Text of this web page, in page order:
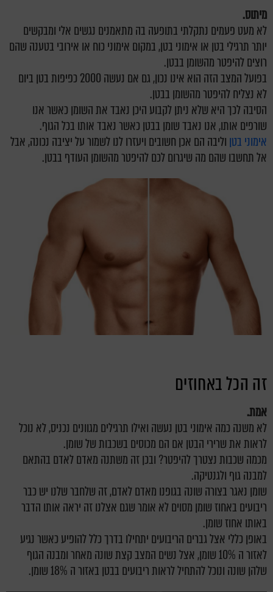
מיתוס.
לא מעט פעמים נתקלתי בתופעה בה מתאמנים נגשים אלי ומבקשים
יותר תרגילי בטן או אימוני בטן, במקום אימוני כוח או אירובי בטענה שהם
רוצים להיפטר מהשומן בבטן.
בפועל המצב הזה הוא אינו נכון, גם אם נעשה 2000 כפיפות בטן ביום
לא נצליח להיפטר מהשומן בבטן.
הסיבה לכך היא שלא ניתן לקבוע היכן נאבד את השומן כאשר אנו
שורפים אותו, אנו נאבד שומן בבטן כאשר נאבד אותו בכל הגוף.
אימוני בטן וליבה הם אכן חשובים ויעזרו לנו לשמור על יציבה נכונה, אבל
אל תחשבו שהם מה שיגרום לכם להיפטר מהשומן העודף בבטן.
זה הכל באחוזים
אמת.
לא משנה כמה אימוני בטן נעשה ואילו תרגילים מגוונים נכניס, לא נוכל
לראות את שרירי הבטן אם הם מכוסים בשכבות של שומן.
מכמה שכבות נצטרך להיפטר? ובכן זה משתנה מאדם לאדם בהתאם
למבנה גוף ולגנטיקה.
שומן נאגר בצורה שונה בגופנו מאדם לאדם, זה שלחבר שלנו יש כבר
ריבועים באחוז שומן מסוים לא אומר שגם אצלנו זה יראה אותו הדבר
באותו אחוז שומן.
באופן כללי אצל גברים הריבועים יתחילו בדרך כלל להופיע כאשר נגיע
לאזור ה 10% שומן, אצל נשים המצב קצת שונה מאחר ומבנה הגוף
שלהן שונה ונוכל להתחיל לראות ריבועים בבטן באזור ה 18% שומן.